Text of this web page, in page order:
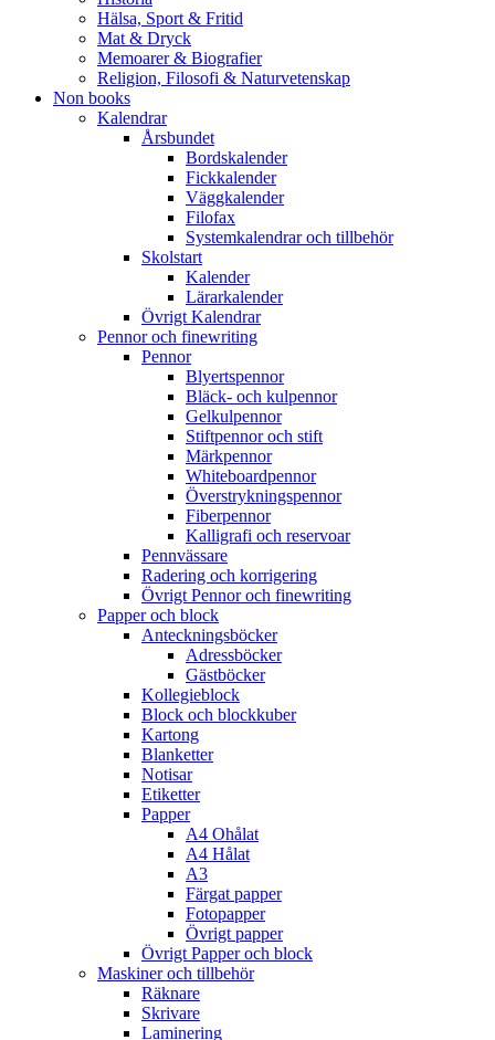
Hälsa, Sport & Fritid
Mat & Dryck
Memoarer & Biografier
Religion, Filosofi & Naturvetenskap
Non books
Kalendrar
Årsbundet
Bordskalender
Fickkalender
Väggkalender
Filofax
Systemkalendrar och tillbehör
Skolstart
Kalender
Lärarkalender
Övrigt Kalendrar
Pennor och finewriting
Pennor
Blyertspennor
Bläck- och kulpennor
Gelkulpennor
Stiftpennor och stift
Märkpennor
Whiteboardpennor
Överstrykningspennor
Fiberpennor
Kalligrafi och reservoar
Pennvässare
Radering och korrigering
Övrigt Pennor och finewriting
Papper och block
Anteckningsböcker
Adressböcker
Gästböcker
Kollegieblock
Block och blockkuber
Kartong
Blanketter
Notisar
Etiketter
Papper
A4 Ohålat
A4 Hålat
A3
Färgat papper
Fotopapper
Övrigt papper
Övrigt Papper och block
Maskiner och tillbehör
Räknare
Skrivare
Laminering